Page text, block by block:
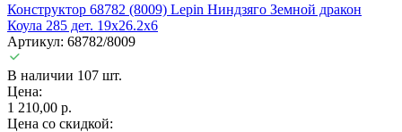
Конструктор 68782 (8009) Lepin Ниндзяго Земной дракон
Коула 285 дет. 19х26.2х6
Артикул: 68782/8009
В наличии 107 шт.
Цена:
1 210,00 р.
Цена со скидкой: